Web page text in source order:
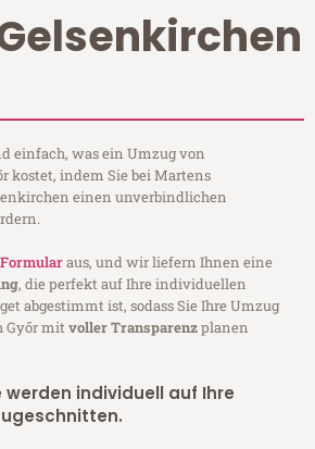
einfach, was ein Umzug von
kostet, indem Sie bei Martens
einen unverbindlichen
aus, und wir liefern Ihnen eine
, die perfekt auf Ihre individuellen
abgestimmt ist, sodass Sie Ihre Umzug
Győr mitvoller Transparenzplanen
werden individuell auf Ihre